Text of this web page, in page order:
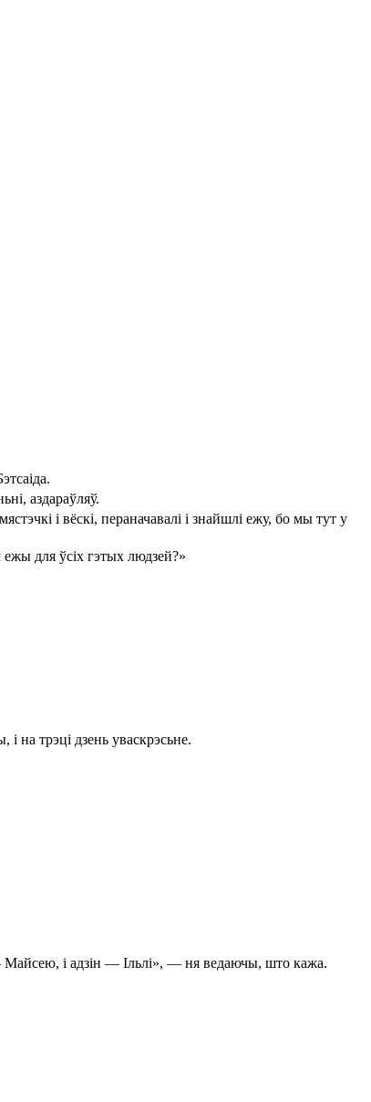
аздараўляў.
і вёскі, пераначавалі і знайшлі ежу, бо мы тут у
для ўсіх гэтых людзей?»
на трэці дзень уваскрэсьне.
Майсею, і адзін — Ільлі», — ня ведаючы, што кажа.